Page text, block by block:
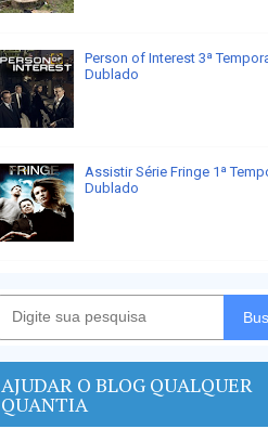
Person of Interest 3ª
Dublado
Assistir Série Fringe 1ª
Dublado
AJUDAR O BLOG QUALQUER
QUANTIA